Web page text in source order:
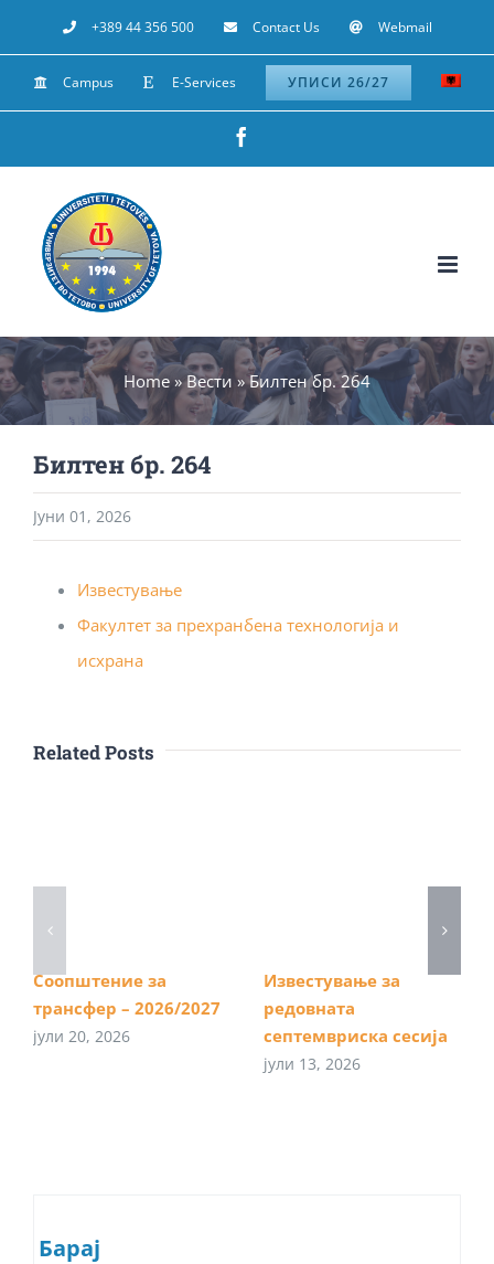
to
content
+389 44 356 500 Contact Us Webmail
Campus E-Services УПИСИ 26/27
Home»Вести »Билтен бр. 264
Билтен бр. 264
Јуни 01, 2026
Известување
Факултет за прехранбена технологија и
исхрана
Related Posts
Соопштение за
трансфер – 2026/2027
јули 20, 2026
Известување за
редовната
септемвриска сесија
јули 13, 2026
Барај